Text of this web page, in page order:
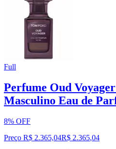
Full
Perfume Oud
Masculino Eau de
8% OFF
Preço R$ 2.365,04R$ 2.365,04